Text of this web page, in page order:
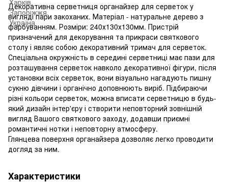
Декоративна серветниця органайзер для серветок у
вигляді пари закоханих. Матеріал - натуральне дерево з
фарбуванням. Розміри: 240х130х130мм. Пристрій
призначений для декорування та прикраси святкового
столу і являє собою декоративний тримач для серветок.
Спеціальна окружність в середині серветниці має пази для
розташування серветок навколо декоративної фігури, після
установки всіх серветок, вони візуально нагадують пишну
сукню дівчини і органічно доповнюють виріб. Підбираючи
різні кольори серветок, можна вписати серветницю в будь-
який дизайн інтер'єру і створити неповторний зовнішній
вигляд Вашого святкового заходу, додавши приємні
романтичні нотки і неповторну атмосферу.
Глянцева поверхня органайзера дозволяє легко проводити
догляд за ним.
Характеристики